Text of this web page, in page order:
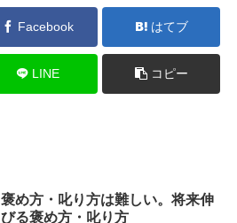
Facebook はてブ
LINE コピー
褒め方・叱り方は難しい。将来伸
びる褒め方・叱り方